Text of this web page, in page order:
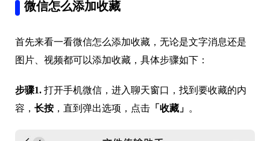
微信怎么添加收藏
首先来看一看微信怎么添加收藏，无论是文字消息还是
图片、视频都可以添加收藏，具体步骤如下：
步骤1. 打开手机微信，进入聊天窗口，找到要收藏的内
容， 长按 ，直到弹出选项，点击 「收藏」 。